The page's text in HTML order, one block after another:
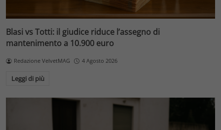
Blasi vs Totti: il giudice riduce l’assegno di
mantenimento a 10.900 euro
Redazione VelvetMAG 4 Agosto 2026
Leggi di più